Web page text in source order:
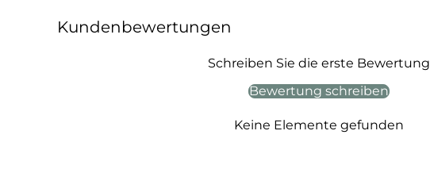
Kundenbewertungen
Schreiben Sie die erste Bewertung
Bewertung schreiben
Keine Elemente gefunden